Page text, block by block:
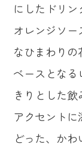
にしたドリン
オレンジソ
なひまわりの
ベースとなる
きりとした飲
アクセント
どった、か